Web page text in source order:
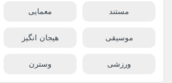
مستند معمایی
موسیقی هیجان انگیز
ورزشی وسترن